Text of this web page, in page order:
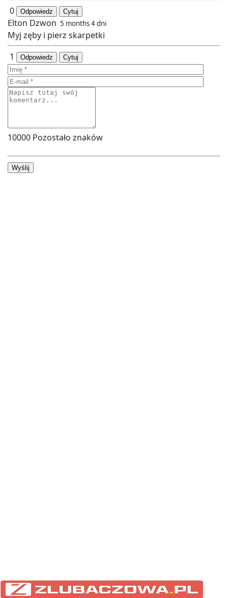
0
Odpowiedz Cytuj
Elton Dzwon 5 months 4 dni
Myj zęby i pierz skarpetki
1
Odpowiedz Cytuj
10000 Pozostało znaków
Wyślij